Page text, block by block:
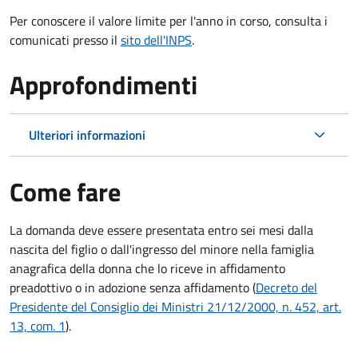
Per conoscere il valore limite per l'anno in corso, consulta i
comunicati presso il sito dell'INPS.
Approfondimenti
Ulteriori informazioni
Come fare
La domanda deve essere presentataentro sei mesi dalla
nascita del figlio o dall'ingresso del minore nella famiglia
anagrafica della donna che lo riceve in affidamento
preadottivo o in adozione senza affidamento (Decreto del
Presidente del Consiglio dei Ministri 21/12/2000, n. 452, art.
13, com. 1).